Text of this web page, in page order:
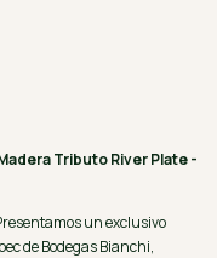
Tributo River Plate -
un exclusivo
de Bodegas Bianchi,